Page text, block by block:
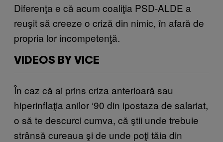
Diferenţa e că acum coaliţia PSD-ALDE a
reuşit să creeze o criză din nimic, în afară de
propria lor incompetenţă.
VIDEOS BY VICE
În caz că ai prins criza anterioară sau
hiperinflaţia anilor ‘90 din ipostaza de salariat,
o să te descurci cumva, că ştii unde trebuie
strânsă cureaua şi de unde poţi tăia din